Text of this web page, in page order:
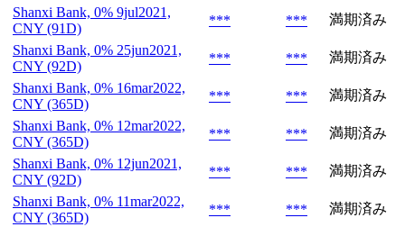
Shanxi Bank, 0% 9jul2021,
CNY (91D)
*** ***
満期済み
Shanxi Bank, 0% 25jun2021,
CNY (92D)
*** ***
満期済み
Shanxi Bank, 0% 16mar2022,
CNY (365D)
*** ***
満期済み
Shanxi Bank, 0% 12mar2022,
CNY (365D)
*** ***
満期済み
Shanxi Bank, 0% 12jun2021,
CNY (92D)
*** ***
満期済み
Shanxi Bank, 0% 11mar2022,
CNY (365D)
*** ***
満期済み